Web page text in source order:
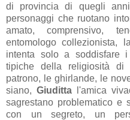
di provincia di quegli
personaggi che ruotano
amato, comprensivo,
entomologo collezionista,
intenta solo a soddisfare
tipiche della religiosità
patrono, le ghirlande, le
siano, Giudittal'amica
sagrestano problematico e
con un segreto, un